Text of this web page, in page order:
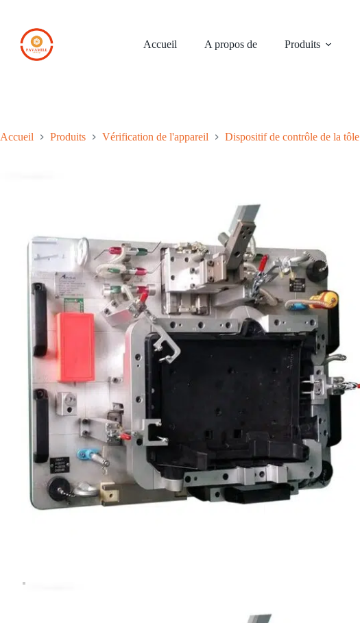
content
Accueil
A propos de Produits
Accueil Produits Vérification de l'appareil Dispositif de contrôle de la tôle